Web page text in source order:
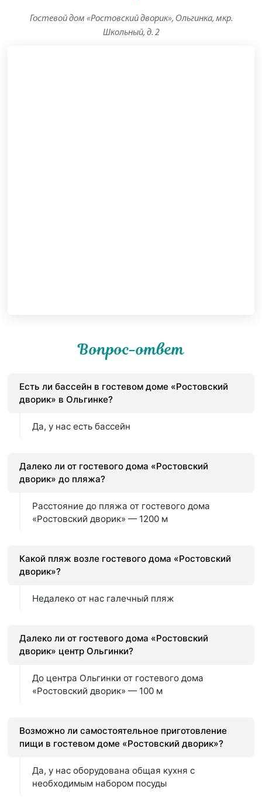
Гостевой дом «Ростовский дворик», Ольгинка, мкр.
Школьный, д. 2
Вопрос-ответ
Есть ли бассейн в гостевом доме «Ростовский
дворик» в Ольгинке?
Да, у нас есть бассейн
Далеко ли от гостевого дома «Ростовский
дворик» до пляжа?
Расстояние до пляжа от гостевого дома
«Ростовский дворик» — 1200 м
Какой пляж возле гостевого дома «Ростовский
дворик»?
Недалеко от нас галечный пляж
Далеко ли от гостевого дома «Ростовский
дворик» центр Ольгинки?
До центра Ольгинки от гостевого дома
«Ростовский дворик» — 100 м
Возможно ли самостоятельное приготовление
пищи в гостевом доме «Ростовский дворик»?
Да, у нас оборудована общая кухня с
необходимым набором посуды